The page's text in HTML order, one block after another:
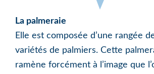
La palmeraie
Elle est composée d’une rangée
variétés de palmiers. Cette
ramène forcément à l’image que